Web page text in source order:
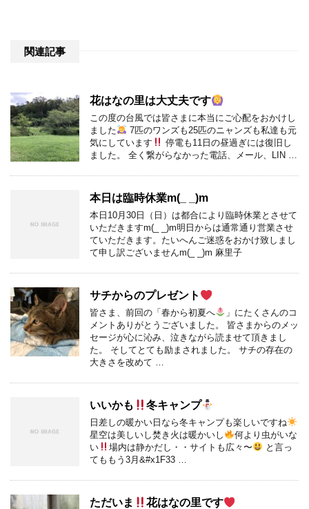
関連記事
花はなの里は大丈夫です
この度の台風では皆さまに本当にご心配をおかけし
ました
7匹のワンズも25匹のニャンズも私達も元
気にしています
停電も11日の昼過ぎには復旧し
ました。 全く繋がらなかった電話、メール、LIN …
本日は臨時休業m(_ _)m
本日10月30日（日）は都合により臨時休業とさせて
いただきますm(_ _)m明日からは通常通り営業させ
ていただきます。たいへんご迷惑をおかけ致しまし
て申し訳ございませんm(_ _)m 麻里子
サチからのプレゼント
皆さま、前回の「春から初夏へ
」にたくさんのコ
メントありがとうございました。 皆さまからのメッ
セージが心に沁み、泣きながら読ませて頂きまし
た。 そしてとても励まされました。 サチの存在の
大きさを改めて …
いいかも 冬キャンプ
日差しの暖かい日なら冬キャンプも楽しいですね
星空は美しいし焚き火は暖かいし
何より虫がいな
い
場内は静かだし・・サイトも広々〜
と言っ
てももう3月&#x1F33 …
ただいま 花はなの里です